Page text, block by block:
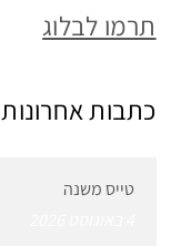
תרמו לבלוג
כתבות אחרונות
טייס משנה